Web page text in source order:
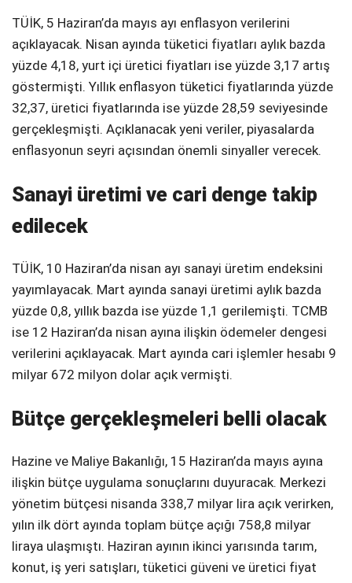
TÜİK, 5 Haziran’da mayıs ayı enflasyon verilerini
açıklayacak. Nisan ayında tüketici fiyatları aylık bazda
yüzde 4,18, yurt içi üretici fiyatları ise yüzde 3,17 artış
göstermişti. Yıllık enflasyon tüketici fiyatlarında yüzde
32,37, üretici fiyatlarında ise yüzde 28,59 seviyesinde
gerçekleşmişti. Açıklanacak yeni veriler, piyasalarda
enflasyonun seyri açısından önemli sinyaller verecek.
Sanayi üretimi ve cari denge takip
edilecek
TÜİK, 10 Haziran’da nisan ayı sanayi üretim endeksini
yayımlayacak. Mart ayında sanayi üretimi aylık bazda
yüzde 0,8, yıllık bazda ise yüzde 1,1 gerilemişti. TCMB
ise 12 Haziran’da nisan ayına ilişkin ödemeler dengesi
verilerini açıklayacak. Mart ayında cari işlemler hesabı 9
milyar 672 milyon dolar açık vermişti.
Bütçe gerçekleşmeleri belli olacak
Hazine ve Maliye Bakanlığı, 15 Haziran’da mayıs ayına
ilişkin bütçe uygulama sonuçlarını duyuracak. Merkezi
yönetim bütçesi nisanda 338,7 milyar lira açık verirken,
yılın ilk dört ayında toplam bütçe açığı 758,8 milyar
liraya ulaşmıştı. Haziran ayının ikinci yarısında tarım,
konut, iş yeri satışları, tüketici güveni ve üretici fiyat